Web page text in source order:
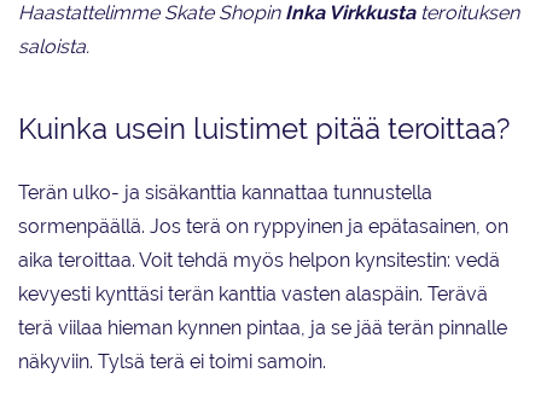
Haastattelimme Skate Shopin Inka Virkkustateroituksen
saloista.
Kuinka usein luistimet pitää teroittaa?
Terän ulko- ja sisäkanttia kannattaa tunnustella
sormenpäällä. Jos terä on ryppyinen ja epätasainen, on
aika teroittaa. Voit tehdä myös helpon kynsitestin: vedä
kevyesti kynttäsi terän kanttia vasten alaspäin. Terävä
terä viilaa hieman kynnen pintaa, ja se jää terän pinnalle
näkyviin. Tylsä terä ei toimi samoin.